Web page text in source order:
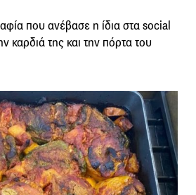
που ανέβασε η ίδια στα social
καρδιά της και την πόρτα του